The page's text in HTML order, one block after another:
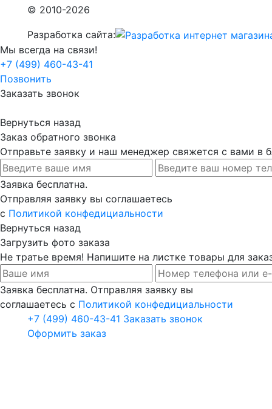
© 2010-2026
Разработка сайта:
Мы всегда на связи!
+7 (499) 460-43-41
Позвонить
Заказать звонок
Вернуться назад
Заказ обратного звонка
Отправьте заявку и наш менеджер свяжется с вами в
Заявка бесплатна.
Отправляя заявку вы соглашаетесь
с Политикой конфедициальности
Вернуться назад
Загрузить фото заказа
Не тратье время! Напишите на листке товары для
Заявка бесплатна. Отправляя заявку вы
соглашаетесь с Политикой конфедициальности
+7 (499) 460-43-41 Заказать звонок
Оформить заказ